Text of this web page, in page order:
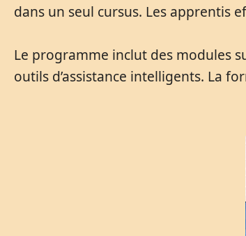
dans un seul cursus. Les apprentis
Le programme inclut des modules
outils d’assistance intelligents. La